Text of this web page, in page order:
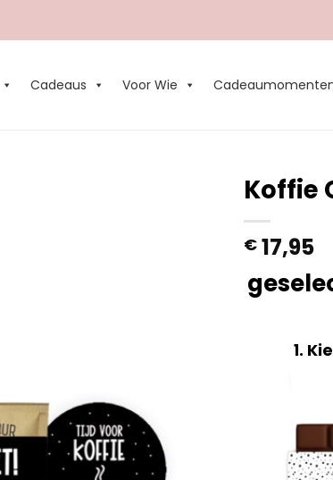
Cadeaus Voor Wie
Koffie
€ 17,95
1